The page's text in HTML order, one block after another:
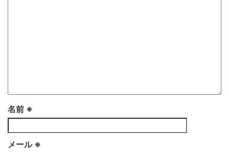
名前 ※
メール ※